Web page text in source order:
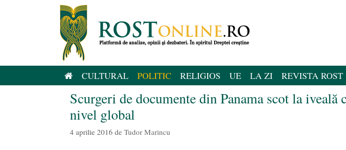
CULTURAL POLITIC RELIGIOS UE LA ZI REVISTA ROST
Scurgeri de documente din Panama scot la
nivel global
4 aprilie 2016 de Tudor Marincu